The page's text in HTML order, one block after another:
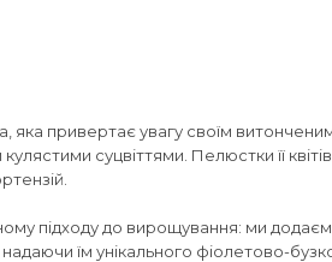
яка привертає увагу своїм
суцвіттями. Пелюстки її квітів
підходу до вирощування: ми
їм унікального фіолетово-